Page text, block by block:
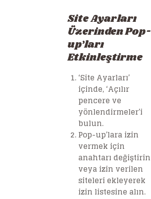
Site Ayarları
Üzerinden Pop-
up’ları
Etkinleştirme
‘Site Ayarları’
içinde, ‘Açılır
pencere ve
yönlendirmeler’i
bulun.
Pop-up’lara izin
vermek için
anahtarı değiştirin
veya izin verilen
siteleri ekleyerek
izin listesine alın.